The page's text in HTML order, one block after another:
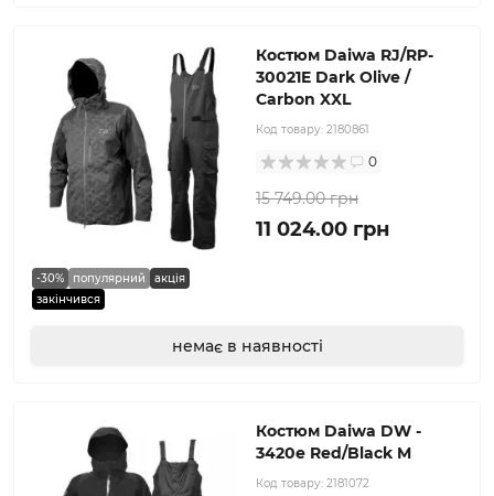
-30% популярний
акція
закінчився
Костюм Daiwa RJ/RP-
30021E Dark Olive /
Carbon XXL
Код товару: 2180861
0
15 749.00 грн
11 024.00 грн
немає в наявності
Костюм Daiwa DW -
3420e Red/Black M
Код товару: 2181072